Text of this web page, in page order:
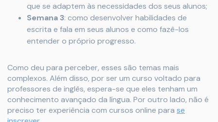
que se adaptem às necessidades dos seus alunos;
Semana 3: como desenvolver habilidades de
escrita e fala em seus alunos e como fazê-los
entender o próprio progresso.
Como deu para perceber, esses são temas mais
complexos. Além disso, por ser um curso voltado para
professores de inglês, espera-se que eles tenham um
conhecimento avançado da língua. Por outro lado, não é
preciso ter experiência com cursos online para se